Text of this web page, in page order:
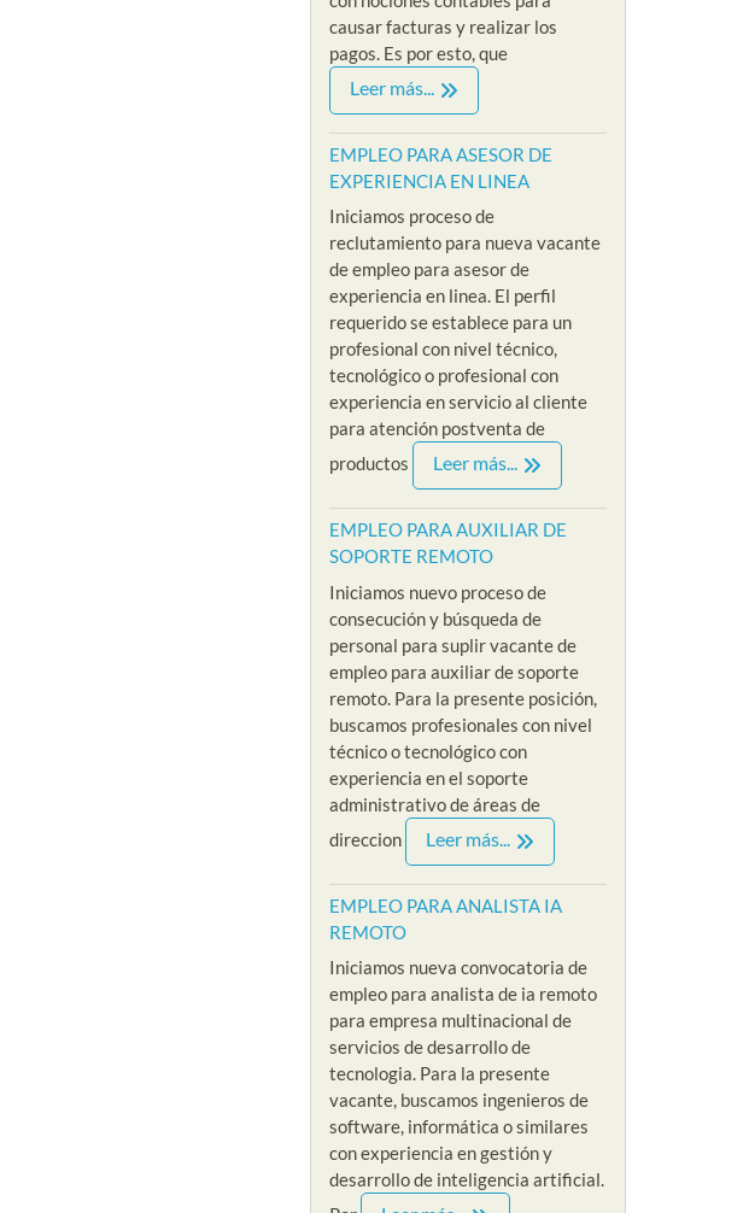
causar facturas y realizar los
pagos. Es por esto, que
Leer más...
EMPLEO PARA ASESOR DE
EXPERIENCIA EN LINEA
Iniciamos proceso de
reclutamiento para nueva vacante
de empleo para asesor de
experiencia en linea. El perfil
requerido se establece para un
profesional con nivel técnico,
tecnológico o profesional con
experiencia en servicio al cliente
para atención postventa de
productos
Leer más...
EMPLEO PARA AUXILIAR DE
SOPORTE REMOTO
Iniciamos nuevo proceso de
consecución y búsqueda de
personal para suplir vacante de
empleo para auxiliar de soporte
remoto. Para la presente posición,
buscamos profesionales con nivel
técnico o tecnológico con
experiencia en el soporte
administrativo de áreas de
direccion
Leer más...
EMPLEO PARA ANALISTA IA
REMOTO
Iniciamos nueva convocatoria de
empleo para analista de ia remoto
para empresa multinacional de
servicios de desarrollo de
tecnologia. Para la presente
vacante, buscamos ingenieros de
software, informática o similares
con experiencia en gestión y
desarrollo de inteligencia artificial.
empleo para recepcionista
Importante cadena hotelera
inicia proceso de selección
para vacante de empleo para
recepcionista sin experiencia
EMPLEOS SIN EXPERIENCIA
VACANTES NIVEL ADMINISTRATIVO
EMPLEO PARA
PSICOLOGA SIN
EXPERIENCIA EN
MODO VIRTUAL
By Riklarma/
empleo para psicologa
Iniciamos nueva convocatoria
y proceso de reclutamiento
acerca de nuestra nueva
vacante de empleo para
psicologa sin...
Read More